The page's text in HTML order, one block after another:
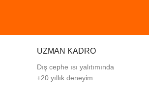
UZMAN KADRO
Dış cephe ısı yalıtımında
+20 yıllık deneyim.